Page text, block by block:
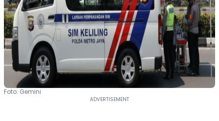
Foto: Gemini